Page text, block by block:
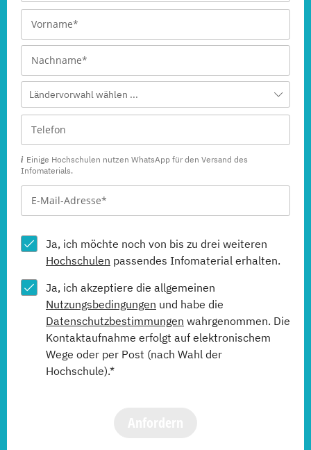
Ländervorwahl wählen ...
Einige Hochschulen nutzen WhatsApp für den Versand des
Infomaterials.
Ja, ich möchte noch von bis zu drei weiteren
Hochschulen passendes Infomaterial erhalten.
Ja, ich akzeptiere die allgemeinen
Nutzungsbedingungen und habe die
Datenschutzbestimmungen wahrgenommen. Die
Kontaktaufnahme erfolgt auf elektronischem
Wege oder per Post (nach Wahl der
Hochschule).*